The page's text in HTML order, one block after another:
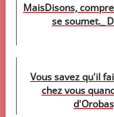
MaisDisons,
se soumet._
Vous savez qu'il
chez vous